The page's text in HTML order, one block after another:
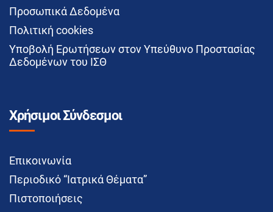
Προσωπικά Δεδομένα
Πολιτική cookies
Υποβολή Ερωτήσεων στον Υπεύθυνο Προστασίας
Δεδομένων του ΙΣΘ
Χρήσιμοι Σύνδεσμοι
Επικοινωνία
Περιοδικό “Ιατρικά Θέματα”
Πιστοποιήσεις